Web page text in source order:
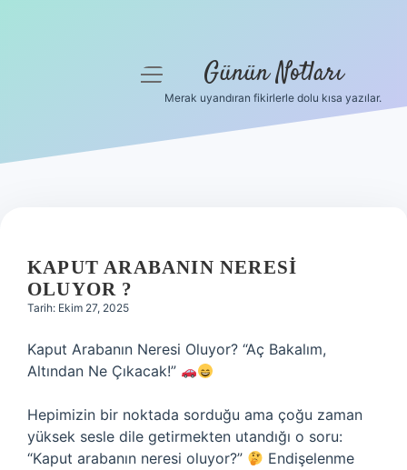
Hakkımızda
menüyü
Günün Notları
Merak uyandıran fikirlerle dolu kısa yazılar.
KAPUT ARABANIN NERESI
OLUYOR ?
Tarih: Ekim 27, 2025
Kaput Arabanın Neresi Oluyor? “Aç Bakalım,
Altından Ne Çıkacak!”
Hepimizin bir noktada sorduğu ama çoğu zaman
yüksek sesle dile getirmekten utandığı o soru:
“Kaput arabanın neresi oluyor?”
Endişelenme